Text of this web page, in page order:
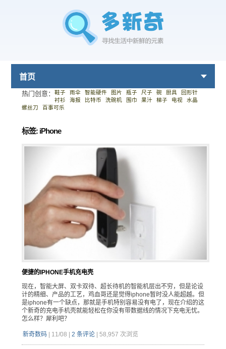
首页
热门创意： 鞋子 雨伞 智能硬件 图片 瓶子 尺子 碗 厨具
回形针
衬衫
海报 比特币 洗碗机 围巾 果汁 梯子 电视
水晶
螺丝刀
百事可乐
标签: iPhone
便捷的IPHONE手机充电壳
现在，智能大屏、双卡双待、超长待机的智能机层出不穷，但是论设
计的精细、产品的工艺，鸡血哥还是觉得iphone暂时没人能超越。但
是iphone有一个缺点，那就是手机特别容易没有电了，现在介绍的这
个新奇的充电手机壳就能轻松在你没有带数据线的情况下充电无忧。
怎么样？犀利吧？
新奇数码| 11/08 2 条评论| 58,957 次浏览